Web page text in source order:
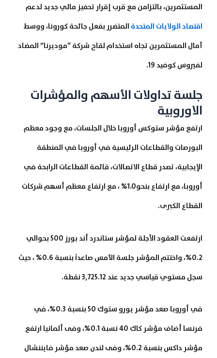
المستثمرين، بالتزامن مع قرب إقرار تحفيز مالي جديد لدعم
اقتصاد الولايات المتحدة المتضرر بفعل جائحة كورونا، ووسط
آمال المستثمرين تجاه استخدام لقاح شركة “موديرنا” المضاد
لفيروس كوفيد 19.
جلسة تداولات الأسهم والمؤشرات
الاوروبية
ارتفع مؤشر ستوكس أوروبا خلال الجلسات، مع وجود معظم
البورصات والقطاعات الرئيسية في أوروبا في المنطقة
الإيجابية، تصدر قطاع الاتصالات، قائمة القطاعات الرابحة في
أوروبا، مع ارتفاع بنحو1.0% ، مع ارتفاع معظم أسهم شركات
القطاع الكبرى.
ارتفعت العقود الآجلة لمؤشر ستاندرد أند بورز 500 بحوالي
0.2%، واختتم المؤشر جلسة الأمس صاعداً بنسبة 0.6% ، حيث
سجل مستوي قياسي جديد عند 3,725.12 نقطة.
في أوروبا صعد مؤشر يورو ستوك 50 بنسبة 0.3%، في
فرنسا أضاف مؤشر كاك 40 نسبة 0.1%، وفى ألمانيا ارتفع
مؤشر داكس بنسبة 0.2%، وفى لندن صعد مؤشر فايننشال